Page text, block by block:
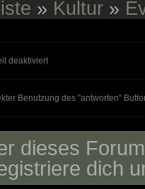
» Kultur »
deaktiviert
Benutzung des "antworten"
dieses
dich